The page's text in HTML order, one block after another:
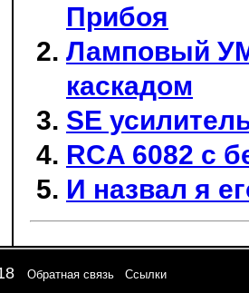
Прибоя
Ламповый
каскадом
SE
RCA 6082 с
И назвал я
Обратная связь Ссылки